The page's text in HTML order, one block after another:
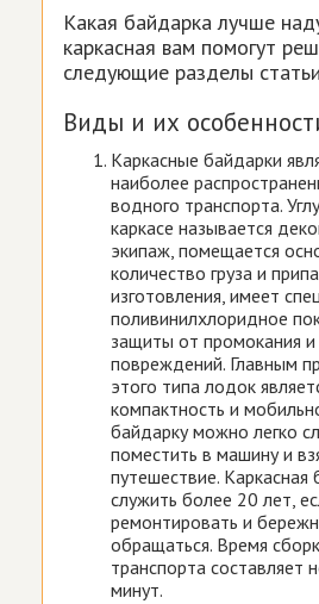
Какая байдарка лучше
каркасная вам помогут
следующие разделы
Виды и их
Каркасные байдарки
наиболее
водного транспорта.
каркасе называется
экипаж, помещается
количество груза и
изготовления, имеет
поливинилхлоридное
защиты от промокания и
повреждений. Главным
этого типа лодок
компактность и
байдарку можно легко
поместить в машину и
путешествие.
служить более 20 лет,
ремонтировать и
обращаться. Время
транспорта составляет
минут.